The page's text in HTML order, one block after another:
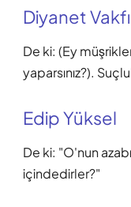
Diyanet Vakfı
De ki: (Ey
yaparsınız?).
Edip Yüksel
De ki: "O'nun
içindedirler?"